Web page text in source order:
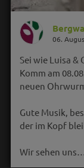
06.
Sei wie Luisa &
Komm am
neuen
Gute Musik,
der im Kopf
Wir sehen